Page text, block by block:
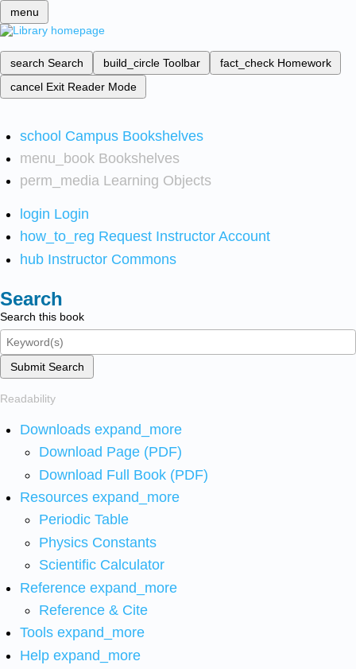
menu
search Search build_circle Toolbar fact_check Homework
cancel Exit Reader Mode
school Campus Bookshelves
menu_book Bookshelves
perm_media Learning Objects
login Login
how_to_reg Request Instructor Account
hub Instructor Commons
Search
Search this book
Submit Search
Readability
Downloads expand_more
Download Page (PDF)
Download Full Book (PDF)
Resources expand_more
Periodic Table
Physics Constants
Scientific Calculator
Reference expand_more
Reference & Cite
Tools expand_more
Help expand_more